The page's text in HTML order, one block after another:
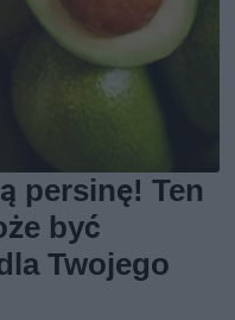
persinę! Ten
być
Twojego